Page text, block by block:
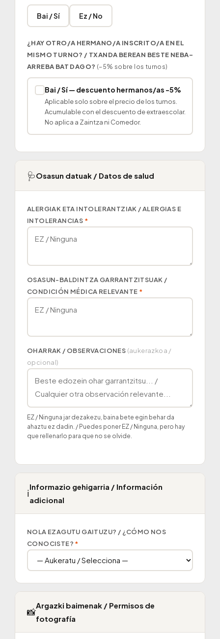
Bai / Sí Ez / No
¿HAY OTRO/A HERMANO/A INSCRITO/A EN EL
MISMO TURNO? / TXANDA BEREAN BESTE NEBA-
ARREBA BAT DAGO? (−5% sobre los turnos)
Bai / Sí — descuento hermanos/as −5%
Aplicable solo sobre el precio de los turnos.
Acumulable con el descuento de extraescolar.
No aplica a Zaintza ni Comedor.
🩺Osasun datuak / Datos de salud
ALERGIAK ETA INTOLERANTZIAK / ALERGIAS E
INTOLERANCIAS *
OSASUN-BALDINTZA GARRANTZITSUAK /
CONDICIÓN MÉDICA RELEVANTE *
OHARRAK / OBSERVACIONES (aukerazkoa /
opcional)
EZ / Ninguna jar dezakezu, baina bete egin behar da
ahaztu ez dadin. / Puedes poner EZ / Ninguna, pero hay
que rellenarlo para que no se olvide.
ℹ️
Informazio gehigarria / Información
adicional
NOLA EZAGUTU GAITUZU? / ¿CÓMO NOS
CONOCISTE? *
📸
Argazki baimenak / Permisos de
fotografía